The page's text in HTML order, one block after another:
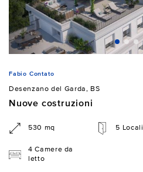
Fabio Contato
Desenzano del Garda, BS
Nuove costruzioni
530 mq 5 Locali
4 Camere da
letto